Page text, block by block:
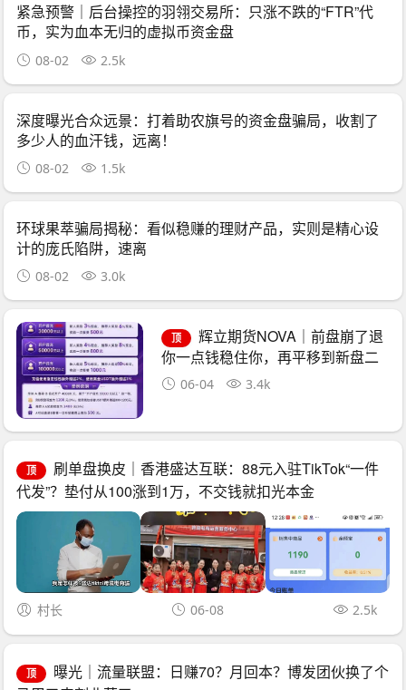
紧急预警｜后台操控的羽翎交易所：只涨不跌的“FTR”代
币，实为血本无归的虚拟币资金盘
08-02 2.5k
深度曝光合众远景：打着助农旗号的资金盘骗局，收割了
多少人的血汗钱，远离！
08-02 1.5k
环球果萃骗局揭秘：看似稳赚的理财产品，实则是精心设
计的庞氏陷阱，速离
08-02 3.0k
顶
辉立期货NOVA｜前盘崩了退
你一点钱稳住你，再平移到新盘二
次收割——诈骗团伙的“平移换壳流
水线”已跑了三次
06-04 3.4k
顶
刷单盘换皮｜香港盛达互联：88元入驻TikTok“一件
代发”？垫付从100涨到1万，不交钱就扣光本金
村长 06-08 2.5k
顶
曝光｜流量联盟：日赚70？月回本？博发团伙换了个